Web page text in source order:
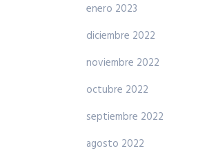
enero 2023
diciembre 2022
noviembre 2022
octubre 2022
septiembre 2022
agosto 2022